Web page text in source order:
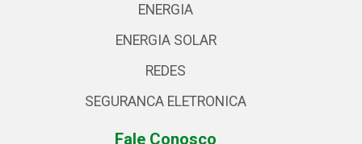
ENERGIA
ENERGIA SOLAR
REDES
SEGURANCA ELETRONICA
Fale Conosco